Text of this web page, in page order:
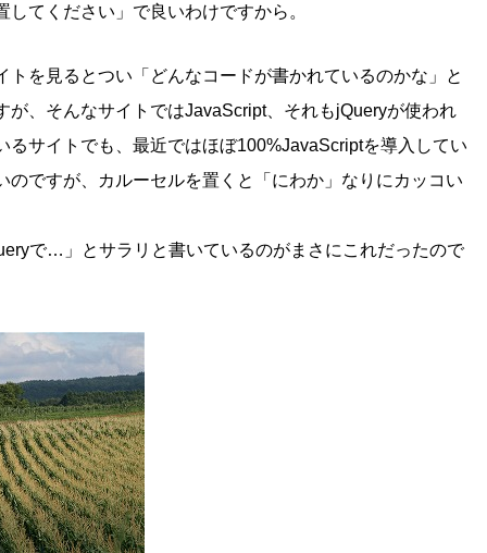
てください」で良いわけですから。
を見るとつい「どんなコードが書かれているのかな」と
、そんなサイトではJavaScript、それもjQueryが使われ
サイトでも、最近ではほぼ100%JavaScriptを導入してい
ですが、カルーセルを置くと「にわか」なりにカッコい
で…」とサラリと書いているのがまさにこれだったので